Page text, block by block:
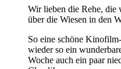
Wir lieben die Rehe, die
über die Wiesen in den
So eine schöne
wieder so ein
Woche auch ein paar